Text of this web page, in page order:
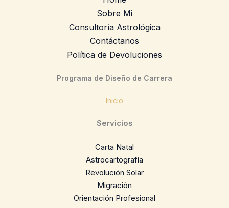
Sobre Mi
Consultoría Astrológica
Contáctanos
Política de Devoluciones
Programa de Diseño de Carrera
Inicio
Servicios
Carta Natal
Astrocartografía
Revolución Solar
Migración
Orientación Profesional